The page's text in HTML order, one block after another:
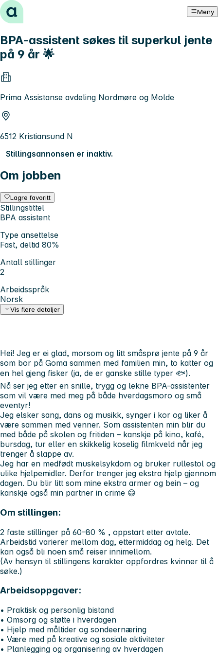
Hopp til innhold Meny
BPA-assistent søkes til superkul jente
på 9 år 🌟
Prima Assistanse avdeling Nordmøre og Molde
6512 Kristiansund N
Stillingsannonsen er inaktiv.
Om jobben
Lagre favoritt
Stillingstittel
BPA assistent
Type ansettelse
Fast, deltid 80%
Antall stillinger
2
Arbeidsspråk
Norsk
Vis flere detaljer
Hei! Jeg er ei glad, morsom og litt småsprø jente på 9 år
som bor på Goma sammen med familien min, to katter og
en hel gjeng fisker (ja, de er ganske stille typer 🐟).
Nå ser jeg etter en snille, trygg og lekne BPA-assistenter
som vil være med meg på både hverdagsmoro og små
eventyr!
Jeg elsker sang, dans og musikk, synger i kor og liker å
være sammen med venner. Som assistenten min blir du
med både på skolen og fritiden – kanskje på kino, kafé,
bursdag, tur eller en skikkelig koselig filmkveld når jeg
trenger å slappe av.
Jeg har en medfødt muskelsykdom og bruker rullestol og
ulike hjelpemidler. Derfor trenger jeg ekstra hjelp gjennom
dagen. Du blir litt som mine ekstra armer og bein – og
kanskje også min partner in crime 😄
Om stillingen:
2 faste stillinger på 60–80 % , oppstart etter avtale.
Arbeidstid varierer mellom dag, ettermiddag og helg. Det
kan også bli noen små reiser innimellom.
(Av hensyn til stillingens karakter oppfordres kvinner til å
søke.)
Arbeidsoppgaver:
• Praktisk og personlig bistand
• Omsorg og støtte i hverdagen
• Hjelp med måltider og sondeernæring
• Være med på kreative og sosiale aktiviteter
• Planlegging og organisering av hverdagen